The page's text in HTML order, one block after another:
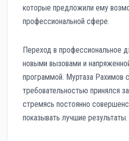
которые предложили ему
профессиональной сфере.
Переход в профессиональное
новыми вызовами и
программой. Муртаза Рахимов
требовательностью принялся
стремясь постоянно
показывать лучшие результаты.